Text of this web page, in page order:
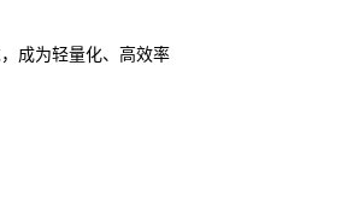
成为轻量化、高效率